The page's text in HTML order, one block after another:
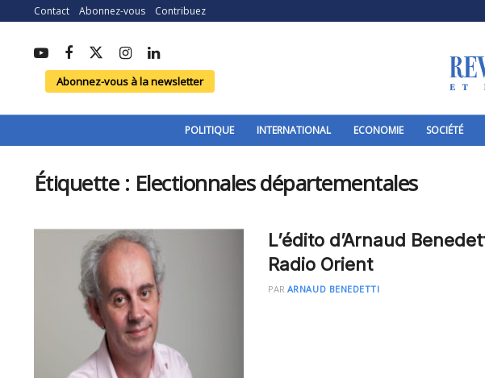
Contact Abonnez-vous Contribuez
Abonnez-vous à la newsletter
POLITIQUE INTERNATIONAL ECONOMIE SOCIÉTÉ
Étiquette : Electionnales départementales
L’édito d’Arnaud
Radio Orient
PAR ARNAUD BENEDETTI